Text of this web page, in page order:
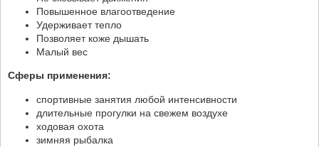
Повышенное влагоотведение
Удерживает тепло
Позволяет коже дышать
Малый вес
Сферы применения:
спортивные занятия любой интенсивности
длительные прогулки на свежем воздухе
ходовая охота
зимняя рыбалка